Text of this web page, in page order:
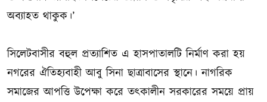
অব্যাহত থাকুক।’
সিলেটবাসীর বহুল প্রত্যাশিত এ হাসপাতালটি নির্মাণ করা হয়
নগরের ঐতিহ্যবাহী আবু সিনা ছাত্রাবাসের স্থানে। নাগরিক
সমাজের আপত্তি উপেক্ষা করে তৎকালীন সরকারের সময়ে প্রায়